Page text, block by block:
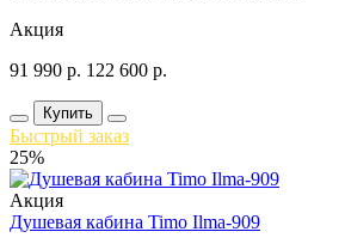
Акция
91 990 р. 122 600 р.
Купить
Быстрый заказ
25%
Акция
Душевая кабина Timo Ilma-909